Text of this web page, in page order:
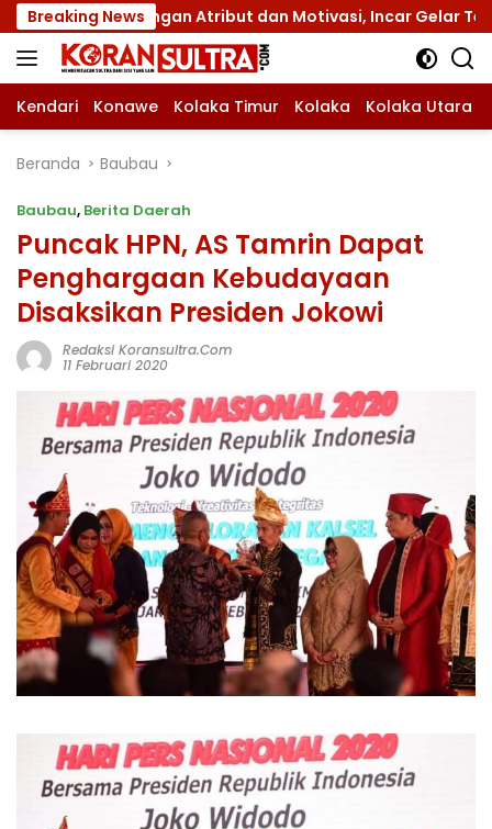
Langsung
ke
konten
Breaking News
dengan Atribut dan Motivasi, Incar Gelar Terbaik di Sultra
Kendari Konawe Kolaka Timur Kolaka Kolaka Utara
Beranda Baubau
Baubau, Berita Daerah
Puncak HPN, AS Tamrin Dapat
Penghargaan Kebudayaan
Disaksikan Presiden Jokowi
Redaksi Koransultra.com
11 Februari 2020